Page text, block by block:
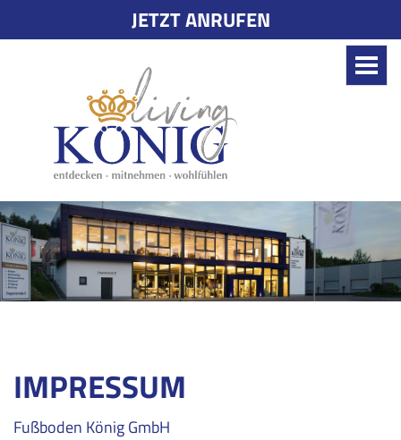
JETZT ANRUFEN
Toggle
IMPRESSUM
Fußboden König GmbH